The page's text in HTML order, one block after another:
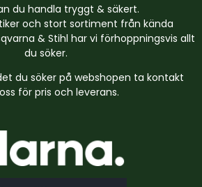
du handla tryggt & säkert.
och stort sortiment från kända
& Stihl har vi förhoppningsvis allt
du söker.
du söker på webshopen ta kontakt
för pris och leverans.